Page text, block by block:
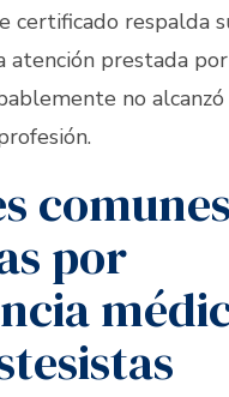
certificado respalda
atención prestada
no
comunes
por